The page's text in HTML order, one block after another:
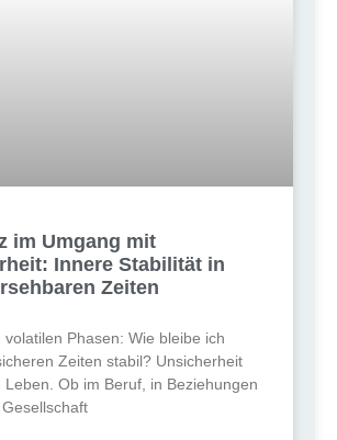
im Umgang mit
Innere Stabilität in
Zeiten
volatilen Phasen: Wie bleibe ich
Zeiten stabil? Unsicherheit
Leben. Ob im Beruf, in Beziehungen